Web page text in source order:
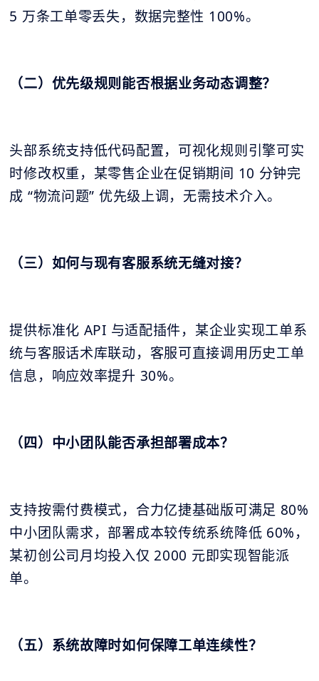
5 万条工单零丢失，数据完整性 100%。
（二）优先级规则能否根据业务动态调整？
头部系统支持低代码配置，可视化规则引擎可实
时修改权重，某零售企业在促销期间 10 分钟完
成 “物流问题” 优先级上调，无需技术介入。
（三）如何与现有客服系统无缝对接？
提供标准化 API 与适配插件，某企业实现工单系
统与客服话术库联动，客服可直接调用历史工单
信息，响应效率提升 30%。
（四）中小团队能否承担部署成本？
支持按需付费模式，合力亿捷基础版可满足 80%
中小团队需求，部署成本较传统系统降低 60%，
某初创公司月均投入仅 2000 元即实现智能派
单。
（五）系统故障时如何保障工单连续性？